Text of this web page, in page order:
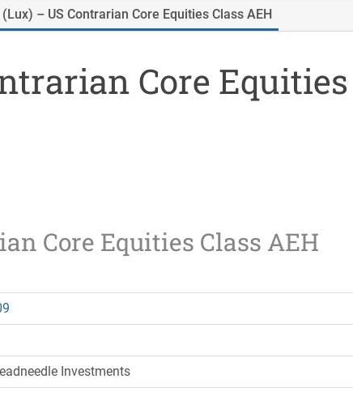
(Lux) – US Contrarian Core Equities Class AEH
Core Equities
Core Equities Class AEH
Investments